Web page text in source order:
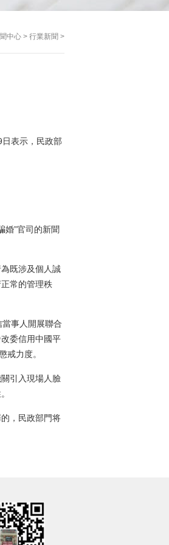
中心 > 行業新聞 >
表示，民政部
”官司的新聞
既涉及個人誠
常的管理秩
事人開展聯合
委信用中國平
戒力度。
引入現場人臉
，民政部門将